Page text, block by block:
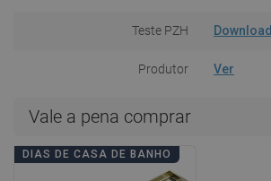
Teste PZH Download
Produtor Ver
Vale a pena comprar
DIAS DE CASA DE BANHO